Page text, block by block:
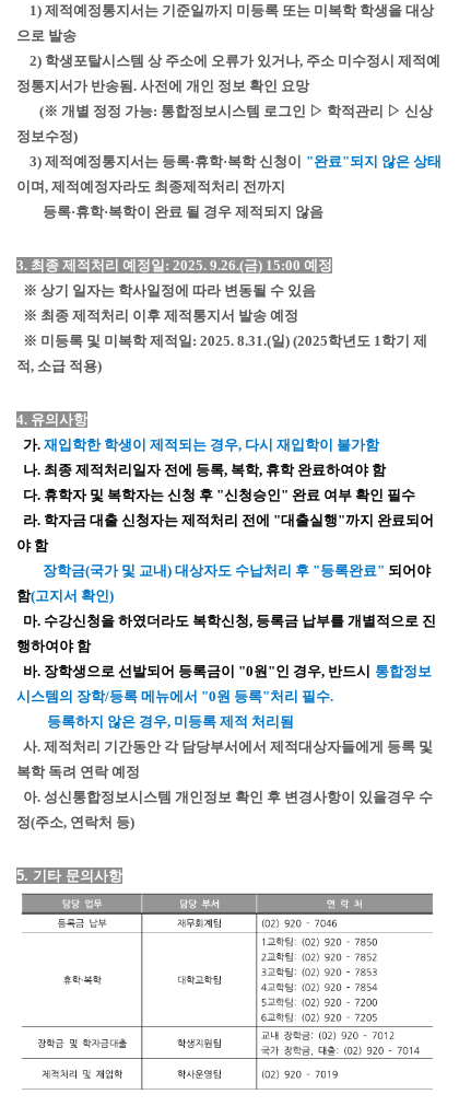
1) 제적예정통지서는 기준일까지 미등록 또는 미복학 학생을 대상
으로 발송
2) 학생포탈시스템 상 주소에 오류가 있거나, 주소 미수정시 제적예
정통지서가 반송됨. 사전에 개인 정보 확인 요망
(※ 개별 정정 가능: 통합정보시스템 로그인 ▷ 학적관리 ▷ 신상
정보수정)
3) 제적예정통지서는 등록·휴학·복학 신청이 "완료"되지 않은 상태
이며, 제적예정자라도 최종제적처리 전까지
등록·휴학·복학이 완료 될 경우 제적되지 않음
3. 최종 제적처리 예정일: 2025. 9.26.(금) 15:00 예정
※ 상기 일자는 학사일정에 따라 변동될 수 있음
※ 최종 제적처리 이후 제적통지서 발송 예정
※ 미등록 및 미복학 제적일: 2025. 8.31.(일) (2025학년도 1학기 제
적, 소급 적용)
4. 유의사항
가. 재입학한 학생이 제적되는 경우, 다시 재입학이 불가함
나. 최종 제적처리일자 전에 등록, 복학, 휴학 완료하여야 함
다. 휴학자 및 복학자는 신청 후 "신청승인" 완료 여부 확인 필수
라. 학자금 대출 신청자는 제적처리 전에 "대출실행"까지 완료되어
야 함
장학금(국가 및 교내) 대상자도 수납처리 후 "등록완료" 되어야
함(고지서 확인)
마. 수강신청을 하였더라도 복학신청, 등록금 납부를 개별적으로 진
행하여야 함
바. 장학생으로 선발되어 등록금이 "0원"인 경우, 반드시 통합정보
시스템의 장학/등록 메뉴에서 "0원 등록"처리 필수.
등록하지 않은 경우, 미등록 제적 처리됨
사. 제적처리 기간동안 각 담당부서에서 제적대상자들에게 등록 및
복학 독려 연락 예정
아. 성신통합정보시스템 개인정보 확인 후 변경사항이 있을경우 수
정(주소, 연락처 등)
5. 기타 문의사항